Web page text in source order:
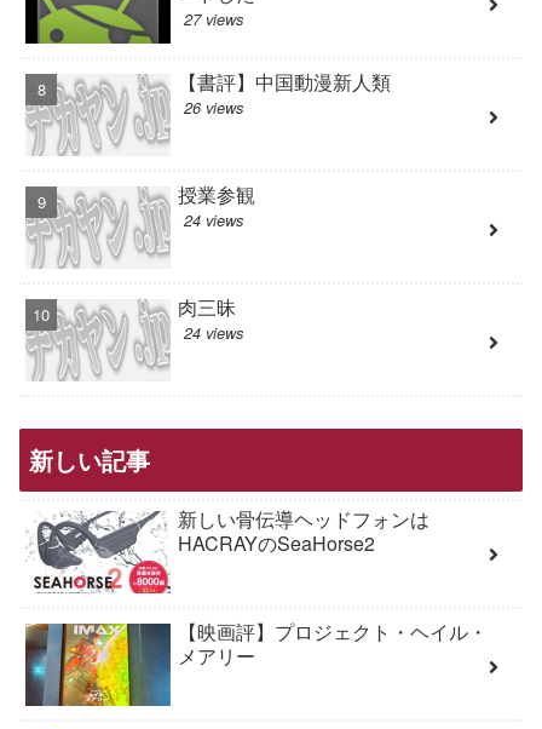
27 views
【書評】中国動漫新人類
26 views
授業参観
24 views
肉三昧
24 views
新しい記事
新しい骨伝導ヘッドフォンは
HACRAYのSeaHorse2
【映画評】プロジェクト・ヘイル・
メアリー